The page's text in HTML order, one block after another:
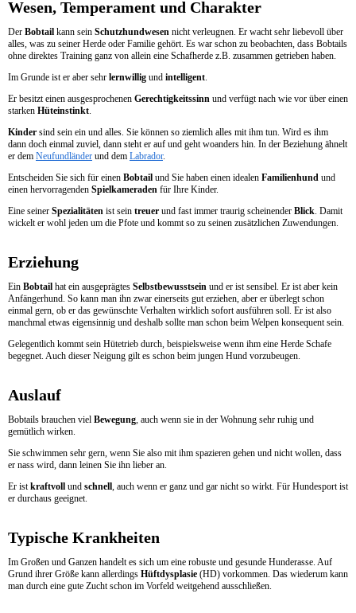
Wesen, Temperament und Charakter
Der Bobtail kann sein Schutzhundwesen nicht verleugnen. Er wacht sehr liebevoll über
alles, was zu seiner Herde oder Familie gehört. Es war schon zu beobachten, dass Bobtails
ohne direktes Training ganz von allein eine Schafherde z.B. zusammen getrieben haben.
Im Grunde ist er aber sehr lernwillig und intelligent.
Er besitzt einen ausgesprochenen Gerechtigkeitssinn und verfügt nach wie vor über einen
starken Hüteinstinkt.
Kinder sind sein ein und alles. Sie können so ziemlich alles mit ihm tun. Wird es ihm
dann doch einmal zuviel, dann steht er auf und geht woanders hin. In der Beziehung ähnelt
er dem Neufundländer und dem Labrador.
Entscheiden Sie sich für einen Bobtail und Sie haben einen idealen Familienhund und
einen hervorragenden Spielkameraden für Ihre Kinder.
Eine seiner Spezialitäten ist sein treuer und fast immer traurig scheinender Blick. Damit
wickelt er wohl jeden um die Pfote und kommt so zu seinen zusätzlichen Zuwendungen.
Erziehung
Ein Bobtail hat ein ausgeprägtes Selbstbewusstsein und er ist sensibel. Er ist aber kein
Anfängerhund. So kann man ihn zwar einerseits gut erziehen, aber er überlegt schon
einmal gern, ob er das gewünschte Verhalten wirklich sofort ausführen soll. Er ist also
manchmal etwas eigensinnig und deshalb sollte man schon beim Welpen konsequent sein.
Gelegentlich kommt sein Hütetrieb durch, beispielsweise wenn ihm eine Herde Schafe
begegnet. Auch dieser Neigung gilt es schon beim jungen Hund vorzubeugen.
Auslauf
Bobtails brauchen viel Bewegung, auch wenn sie in der Wohnung sehr ruhig und
gemütlich wirken.
Sie schwimmen sehr gern, wenn Sie also mit ihm spazieren gehen und nicht wollen, dass
er nass wird, dann leinen Sie ihn lieber an.
Er istkraftvoll und schnell, auch wenn er ganz und gar nicht so wirkt. Für Hundesport ist
er durchaus geeignet.
Typische Krankheiten
Im Großen und Ganzen handelt es sich um eine robuste und gesunde Hunderasse. Auf
Grund ihrer Größe kann allerdings Hüftdysplasie (HD) vorkommen. Das wiederum kann
man durch eine gute Zucht schon im Vorfeld weitgehend ausschließen.